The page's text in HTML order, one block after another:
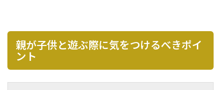
親が子供と遊ぶ際に気をつけるべきポイ
ント